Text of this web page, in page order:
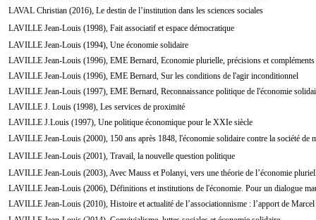
LAVAL Christian (2016), Le destin de l’institution dans les sciences sociales
LAVILLE Jean-Louis (1998), Fait associatif et espace démocratique
LAVILLE Jean-Louis (1994), Une économie solidaire
LAVILLE Jean-Louis (1996), EME Bernard, Economie plurielle, précisions et compléments
LAVILLE Jean-Louis (1996), EME Bernard, Sur les conditions de l'agir inconditionnel
LAVILLE Jean-Louis (1997), EME Bernard, Reconnaissance politique de l'économie
LAVILLE J. Louis (1998), Les services de proximité
LAVILLE J.Louis (1997), Une politique économique pour le XXIe siècle
LAVILLE Jean-Louis (2000), 150 ans après 1848, l'économie solidaire contre la société de
LAVILLE Jean-Louis (2001), Travail, la nouvelle question politique
LAVILLE Jean-Louis (2003), Avec Mauss et Polanyi, vers une théorie de l’économie
LAVILLE Jean-Louis (2006), Définitions et institutions de l'économie. Pour un dialogue
LAVILLE Jean-Louis (2010), Histoire et actualité de l’associationnisme : l’apport de